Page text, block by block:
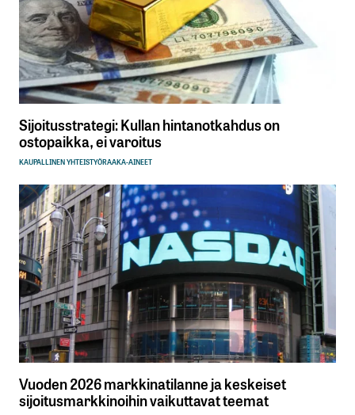
Sijoitusstrategi: Kullan hintanotkahdus on
ostopaikka, ei varoitus
KAUPALLINEN YHTEISTYÖRAAKA-AINEET
Vuoden 2026 markkinatilanne ja keskeiset
sijoitusmarkkinoihin vaikuttavat teemat